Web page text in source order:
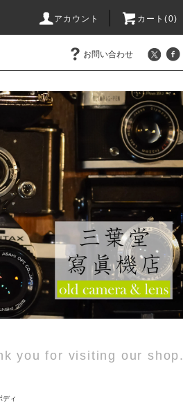
アカウント カート(0)
お問い合わせ
you for visiting our shop.
ディ